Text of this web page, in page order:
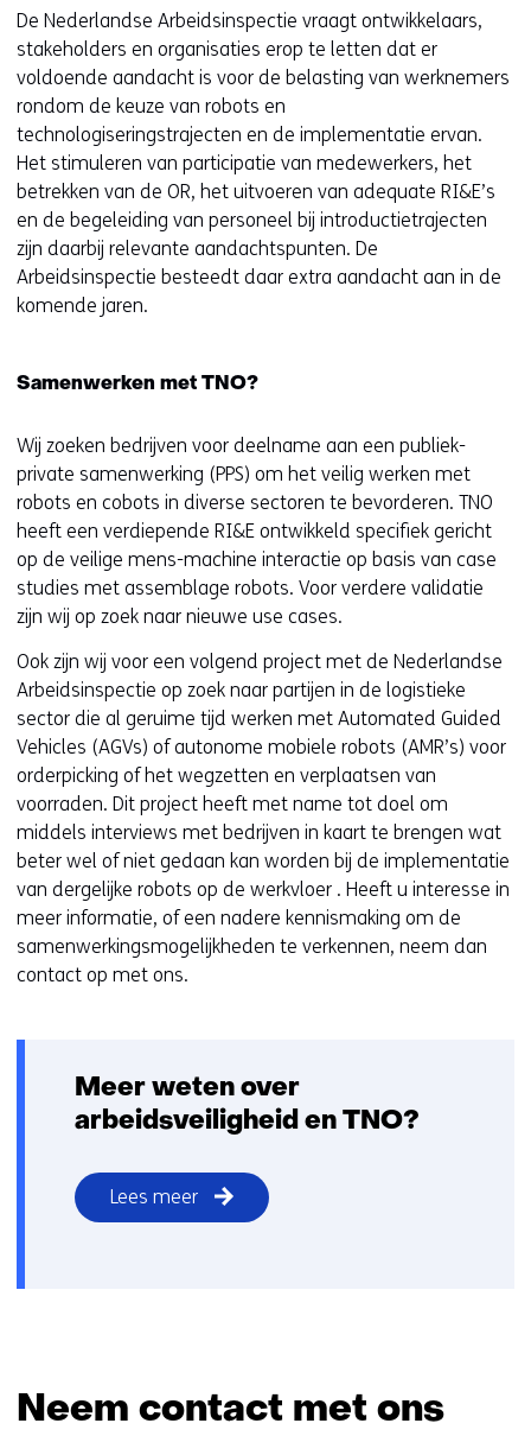
De Nederlandse Arbeidsinspectie vraagt ontwikkelaars,
stakeholders en organisaties erop te letten dat er
voldoende aandacht is voor de belasting van werknemers
rondom de keuze van robots en
technologiseringstrajecten en de implementatie ervan.
Het stimuleren van participatie van medewerkers, het
betrekken van de OR, het uitvoeren van adequate RI&E’s
en de begeleiding van personeel bij introductietrajecten
zijn daarbij relevante aandachtspunten. De
Arbeidsinspectie besteedt daar extra aandacht aan in de
komende jaren.
Samenwerken met TNO?
Wij zoeken bedrijven voor deelname aan een publiek-
private samenwerking (PPS) om het veilig werken met
robots en cobots in diverse sectoren te bevorderen. TNO
heeft een verdiepende RI&E ontwikkeld specifiek gericht
op de veilige mens-machine interactie op basis van case
studies met assemblage robots. Voor verdere validatie
zijn wij op zoek naar nieuwe use cases.
Ook zijn wij voor een volgend project met de Nederlandse
Arbeidsinspectie op zoek naar partijen in de logistieke
sector die al geruime tijd werken met Automated Guided
Vehicles (AGVs) of autonome mobiele robots (AMR’s) voor
orderpicking of het wegzetten en verplaatsen van
voorraden. Dit project heeft met name tot doel om
middels interviews met bedrijven in kaart te brengen wat
beter wel of niet gedaan kan worden bij de implementatie
van dergelijke robots op de werkvloer . Heeft u interesse in
meer informatie, of een nadere kennismaking om de
samenwerkingsmogelijkheden te verkennen, neem dan
contact op met ons.
Meer weten over
arbeidsveiligheid en TNO?
Lees meer
Neem contact met ons